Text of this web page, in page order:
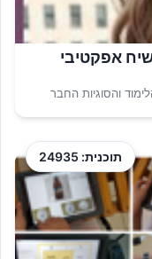
אפקטיבי
והסוגיות החבר
תוכנית: 24935